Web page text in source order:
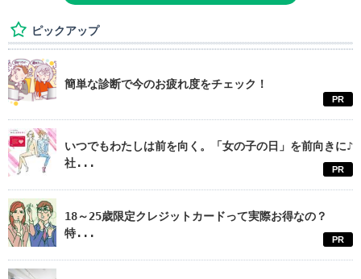
ピックアップ
簡単な診断で今のお疲れ度をチェック！
PR
いつでもわたしは前を向く。「女の子の日」を前向きに♪
社...
PR
18～25歳限定クレジットカードって実際お得なの？
特...
PR